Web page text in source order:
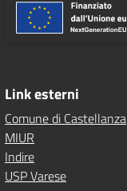
Link esterni
Comune di Castellanza
MIUR
Indire
USP Varese